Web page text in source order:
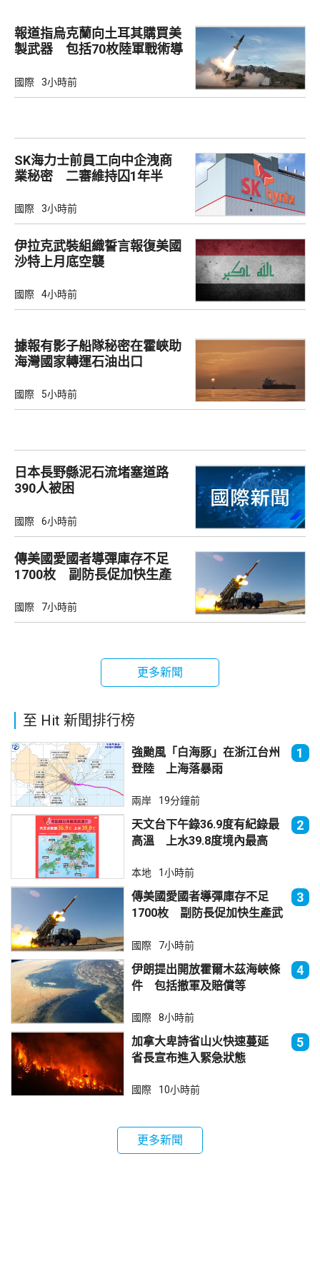
報道指烏克蘭向土耳其購買美
製武器 包括70枚陸軍戰術導
國際 3小時前
SK海力士前員工向中企洩商
業秘密 二審維持囚1年半
國際 3小時前
伊拉克武裝組織誓言報復美國
沙特上月底空襲
國際 4小時前
據報有影子船隊秘密在霍峽助
海灣國家轉運石油出口
國際 5小時前
日本長野縣泥石流堵塞道路
390人被困
國際 6小時前
傳美國愛國者導彈庫存不足
1700枚 副防長促加快生產
國際 7小時前
更多新聞
至 Hit 新聞排行榜
強颱風「白海豚」在浙江台州
登陸 上海落暴雨
1
兩岸 19分鐘前
天文台下午錄36.9度有紀錄最
高溫 上水39.8度境內最高
2
本地 1小時前
傳美國愛國者導彈庫存不足
1700枚 副防長促加快生產武
3
國際 7小時前
伊朗提出開放霍爾木茲海峽條
件 包括撤軍及賠償等
4
國際 8小時前
加拿大卑詩省山火快速蔓延
省長宣布進入緊急狀態
5
國際 10小時前
更多新聞